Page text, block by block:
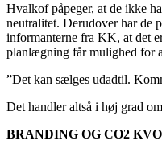
Hvalkof påpeger, at de ikke
neutralitet. Derudover har de
informanterne fra KK, at det
planlægning får mulighed for
”Det kan sælges udadtil.
Det handler altså i høj grad
BRANDING OG CO2